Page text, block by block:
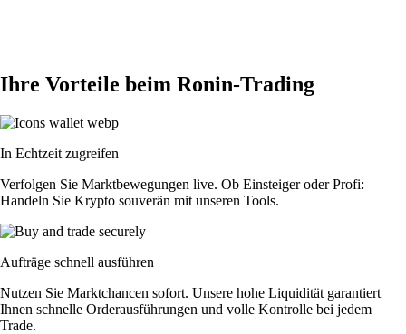
Ihre Vorteile beim Ronin-Trading
In Echtzeit zugreifen
Verfolgen Sie Marktbewegungen live. Ob Einsteiger oder Profi:
Handeln Sie Krypto souverän mit unseren Tools.
Aufträge schnell ausführen
Nutzen Sie Marktchancen sofort. Unsere hohe Liquidität garantiert
Ihnen schnelle Orderausführungen und volle Kontrolle bei jedem
Trade.